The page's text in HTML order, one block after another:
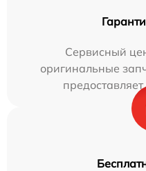
Сервисный
оригинальные